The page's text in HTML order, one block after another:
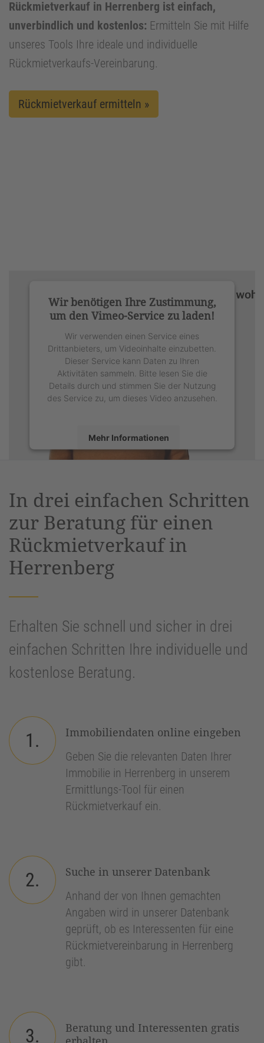
Rückmietverkauf in Herrenberg ist einfach,
unverbindlich und kostenlos: Ermitteln Sie mit Hilfe
unseres Tools Ihre ideale und individuelle
Rückmietverkaufs-Vereinbarung.
Rückmietverkauf ermitteln »
Wir benötigen Ihre Zustimmung,
um den Vimeo-Service zu laden!
Wir verwenden einen Service eines
Drittanbieters, um Videoinhalte einzubetten.
Dieser Service kann Daten zu Ihren
Aktivitäten sammeln. Bitte lesen Sie die
Details durch und stimmen Sie der Nutzung
des Service zu, um dieses Video anzusehen.
Mehr Informationen
Management Platform&eRecht24
In drei einfachen Schritten
zur Beratung für einen
Rückmietverkauf in
Herrenberg
Erhalten Sie schnell und sicher in drei
einfachen Schritten Ihre individuelle und
kostenlose Beratung.
1.
Immobiliendaten online eingeben
Geben Sie die relevanten Daten Ihrer
Immobilie in Herrenberg in unserem
Ermittlungs-Tool für einen
Rückmietverkauf ein.
2.
Suche in unserer Datenbank
Anhand der von Ihnen gemachten
Angaben wird in unserer Datenbank
geprüft, ob es Interessenten für eine
Rückmietvereinbarung in Herrenberg
gibt.
3.
Beratung und Interessenten gratis